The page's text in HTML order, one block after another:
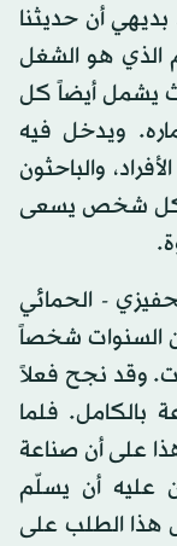
بديهي أن حديثنا
الذي هو الشغل
يشمل أيضاً كل
ويدخل فيه
والباحثون
كل شخص يسعى
- الحمائي
السنوات شخصاً
وقد نجح فعلاً
بالكامل. فلما
على أن صناعة
عليه أن يسلّم
هذا الطلب على